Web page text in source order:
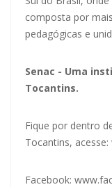
composta por
pedagógicas e
Senac - Uma
Tocantins.
Fique por dentro
Tocantins, acesse:
Facebook: